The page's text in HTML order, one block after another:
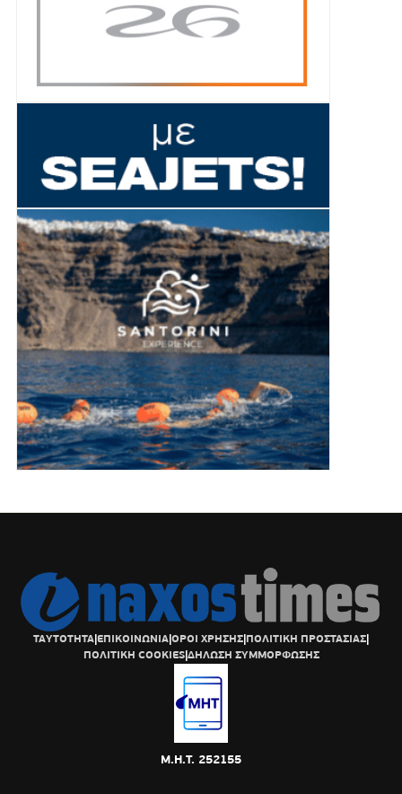
ΤΑΥΤΟΤΗΤΑ|ΕΠΙΚΟΙΝΩΝΙΑ|ΟΡΟΙ ΧΡΗΣΗΣ|ΠΟΛΙΤΙΚΗ ΠΡΟΣΤΑΣΙΑΣ|
ΠΟΛΙΤΙΚΗ COOKIES|ΔΗΛΩΣΗ ΣΥΜΜΟΡΦΩΣΗΣ
Μ.Η.Τ. 252155